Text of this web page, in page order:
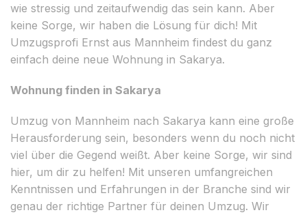
wie stressig und zeitaufwendig das sein kann. Aber
keine Sorge, wir haben die Lösung für dich! Mit
Umzugsprofi Ernst aus Mannheim findest du ganz
einfach deine neue Wohnung in Sakarya.
Wohnung finden in Sakarya
Umzug von Mannheim nach Sakarya kann eine große
Herausforderung sein, besonders wenn du noch nicht
viel über die Gegend weißt. Aber keine Sorge, wir sind
hier, um dir zu helfen! Mit unseren umfangreichen
Kenntnissen und Erfahrungen in der Branche sind wir
genau der richtige Partner für deinen Umzug. Wir